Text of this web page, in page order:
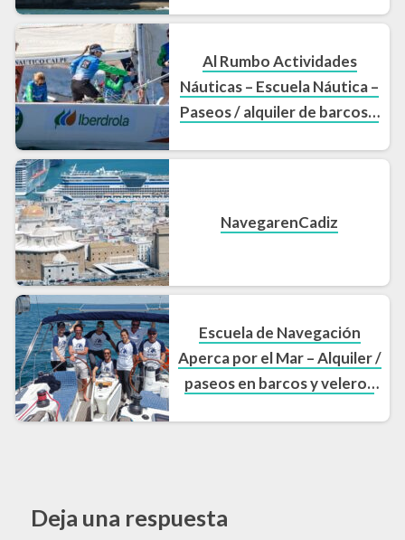
Al Rumbo Actividades
Náuticas – Escuela Náutica –
Paseos / alquiler de barcos y
NavegarenCadiz
Escuela de Navegación
Aperca por el Mar – Alquiler /
paseos en barcos y veleros
Deja una respuesta